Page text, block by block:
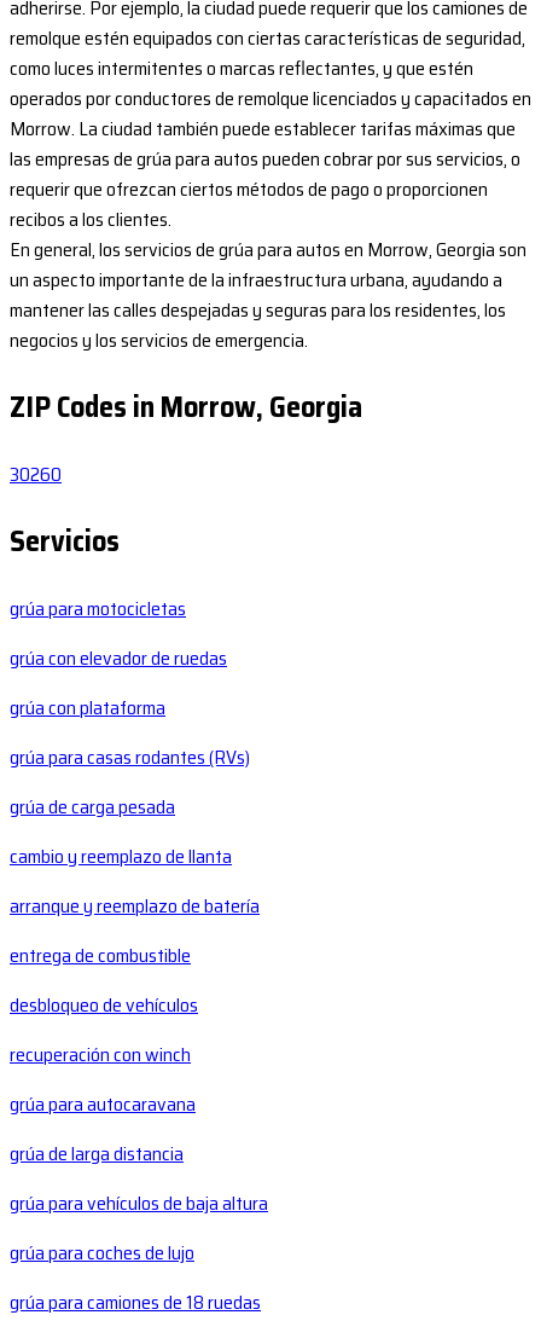
adherirse. Por ejemplo, la ciudad puede requerir que los camiones de
remolque estén equipados con ciertas características de seguridad,
como luces intermitentes o marcas reflectantes, y que estén
operados por conductores de remolque licenciados y capacitados en
Morrow. La ciudad también puede establecer tarifas máximas que
las empresas de grúa para autos pueden cobrar por sus servicios, o
requerir que ofrezcan ciertos métodos de pago o proporcionen
recibos a los clientes.
En general, los servicios de grúa para autos en Morrow, Georgia son
un aspecto importante de la infraestructura urbana, ayudando a
mantener las calles despejadas y seguras para los residentes, los
negocios y los servicios de emergencia.
ZIP Codes in Morrow, Georgia
30260
Servicios
grúa para motocicletas
grúa con elevador de ruedas
grúa con plataforma
grúa para casas rodantes (RVs)
grúa de carga pesada
cambio y reemplazo de llanta
arranque y reemplazo de batería
entrega de combustible
desbloqueo de vehículos
recuperación con winch
grúa para autocaravana
grúa de larga distancia
grúa para vehículos de baja altura
grúa para coches de lujo
grúa para camiones de 18 ruedas